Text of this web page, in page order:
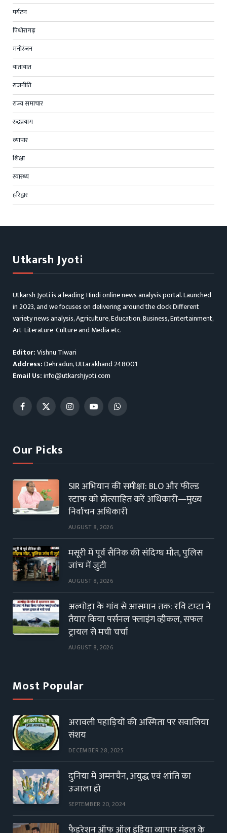
पर्यटन
पिथोरागढ़
मनोरंजन
यातायात
राजनीति
राज्य समाचार
रुद्रप्रयाग
व्यापार
शिक्षा
स्वास्थ्य
हरिद्वार
Utkarsh Jyoti
Utkarsh Jyoti is a leading Hindi online news analysis portal. Launched
in 2023, and we focuses on delivering around the clock Different
variety news analysis, Agriculture, Education, Business, Entertainment,
Art-Literature-Culture and Media etc.
Editor:Vishnu Tiwari
Address:Dehradun, Uttarakhand 248001
Email Us:info@utkarshjyoti.com
Facebook
X
InstagramYouTubeWhatsApp
Our Picks
SIR अभियान की समीक्षा: BLO और फील्ड
स्टाफ को प्रोत्साहित करें अधिकारी—मुख्य
निर्वाचन अधिकारी
AUGUST 8, 2026
मसूरी में पूर्व सैनिक की संदिग्ध मौत, पुलिस
जांच में जुटी
AUGUST 8, 2026
अल्मोड़ा के गांव से आसमान तक: रवि टम्टा ने
तैयार किया पर्सनल फ्लाइंग व्हीकल, सफल
ट्रायल से मची चर्चा
AUGUST 8, 2026
Most Popular
अरावली पहाड़ियों की अस्मिता पर सवालिया
संशय
DECEMBER 28, 2025
दुनिया में अमनचैन, अयुद्ध एवं शांति का
उजाला हो
SEPTEMBER 20, 2024
फैडरेशन ऑफ ऑल इंडिया व्यापार मंडल के